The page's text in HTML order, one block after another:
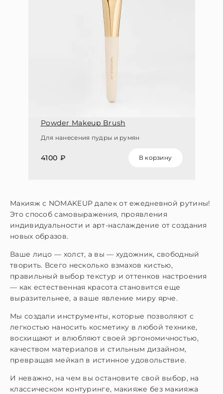
Powder Makeup Brush
Для нанесения пудры и румян
4100 ₽ В корзину
Макияж с NOMAKEUP далек от ежедневной рутины!
Это способ самовыражения, проявления
индивидуальности и арт-наслаждение от создания
новых образов.
Ваше лицо — холст, а вы — художник, свободный
творить. Всего несколько взмахов кистью,
правильный выбор текстур и оттенков настроения
— как естественная красота становится еще
выразительнее, а ваше явление миру ярче.
Мы создали инструменты, которые позволяют с
легкостью наносить косметику в любой технике,
восхищают и влюбляют своей эргономичностью,
качеством материалов и стильным дизайном,
превращая мейкап в истинное удовольствие.
И неважно, на чем вы остановите свой выбор, на
классическом контуринге, макияже без макияжа